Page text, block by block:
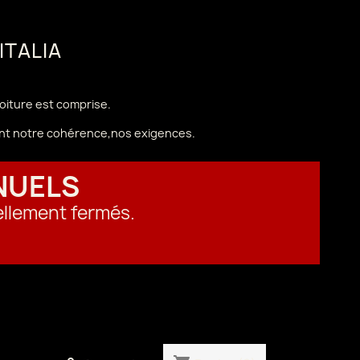
ITALIA
est comprise.
notre cohérence,nos exigences.
fermés.